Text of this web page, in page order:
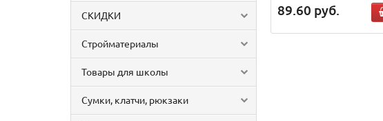
СКИДКИ
Стройматериалы
Товары для школы
Сумки, клатчи, рюкзаки
89.60 руб.